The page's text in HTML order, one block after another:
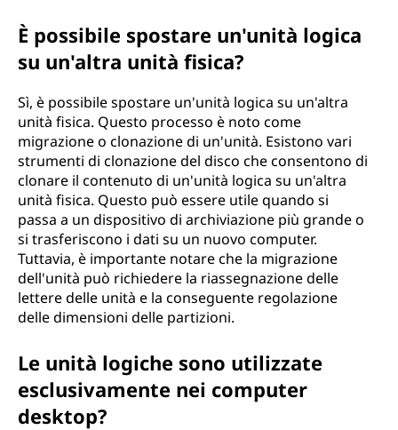
È possibile spostare un'unità logica
su un'altra unità fisica?
Sì, è possibile spostare un'unità logica su un'altra
unità fisica. Questo processo è noto come
migrazione o clonazione di un'unità. Esistono vari
strumenti di clonazione del disco che consentono di
clonare il contenuto di un'unità logica su un'altra
unità fisica. Questo può essere utile quando si
passa a un dispositivo di archiviazione più grande o
si trasferiscono i dati su un nuovo computer.
Tuttavia, è importante notare che la migrazione
dell'unità può richiedere la riassegnazione delle
lettere delle unità e la conseguente regolazione
delle dimensioni delle partizioni.
Le unità logiche sono utilizzate
esclusivamente nei computer
desktop?